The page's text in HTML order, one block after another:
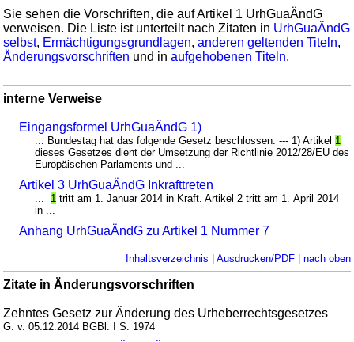
Sie sehen die Vorschriften, die auf Artikel 1 UrhGuaÄndG
verweisen. Die Liste ist unterteilt nach Zitaten in UrhGuaÄndG
selbst, Ermächtigungsgrundlagen,anderen geltenden Titeln,
Änderungsvorschriften und inaufgehobenen Titeln.
interne Verweise
Eingangsformel UrhGuaÄndG 1)
... Bundestag hat das folgende Gesetz beschlossen: --- 1) Artikel 1
dieses Gesetzes dient der Umsetzung der Richtlinie 2012/28/EU des
Europäischen Parlaments und ...
Artikel 3 UrhGuaÄndG Inkrafttreten
... 1 tritt am 1. Januar 2014 in Kraft. Artikel 2 tritt am 1. April 2014
in ...
Anhang UrhGuaÄndG zu Artikel 1 Nummer 7
Inhaltsverzeichnis Ausdrucken/PDF| nach oben
Zitate in Änderungsvorschriften
Zehntes Gesetz zur Änderung des Urheberrechtsgesetzes
G. v. 05.12.2014 BGBl. I S. 1974